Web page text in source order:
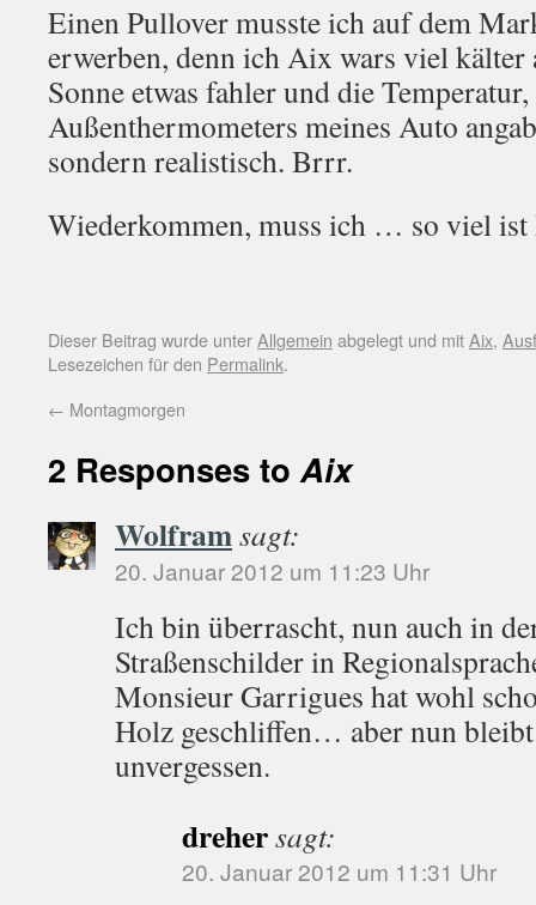
Einen Pullover musste ich auf dem
erwerben, denn ich Aix wars viel kälter
Sonne etwas fahler und die
Außenthermometers meines Auto
sondern realistisch. Brrr.
Wiederkommen, muss ich … so viel
Dieser Beitrag wurde unterAllgemein abgelegt und mitAix,
Lesezeichen für den Permalink.
← Montagmorgen
2 Responses toAix
Wolframsagt:
20. Januar 2012 um 11:23 Uhr
Ich bin überrascht, nun auch in
Straßenschilder in
Monsieur Garrigues hat wohl
Holz geschliffen… aber nun
unvergessen.
drehersagt:
20. Januar 2012 um 11:31 Uhr